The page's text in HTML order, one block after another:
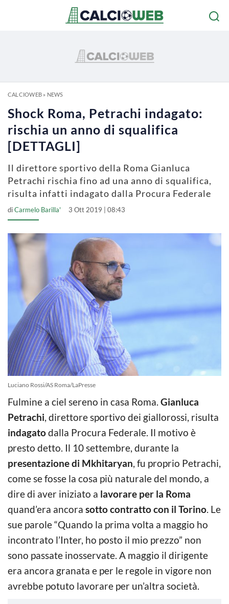
CALCIOWEB» NEWS
Shock Roma, Petrachi indagato:
rischia un anno di squalifica
[DETTAGLI]
Il direttore sportivo della Roma Gianluca
Petrachi rischia fino ad una anno di squalifica,
risulta infatti indagato dalla Procura Federale
diCarmelo Barilla' 3 Ott 2019 | 08:43
Luciano Rossi/AS Roma/LaPresse
Fulmine a ciel sereno in casa Roma. Gianluca
Petrachi, direttore sportivo dei giallorossi, risulta
indagatodalla Procura Federale. Il motivo è
presto detto. Il 10 settembre, durante la
presentazione di Mkhitaryan, fu proprio Petrachi,
come se fosse la cosa più naturale del mondo, a
dire di aver iniziato a lavorare per la Roma
quand’era ancora sotto contratto con il Torino. Le
sue parole “Quando la prima volta a maggio ho
incontrato l’Inter, ho posto il mio prezzo” non
sono passate inosservate. A maggio il dirigente
era ancora granata e per le regole in vigore non
avrebbe potuto lavorare per un’altra società.